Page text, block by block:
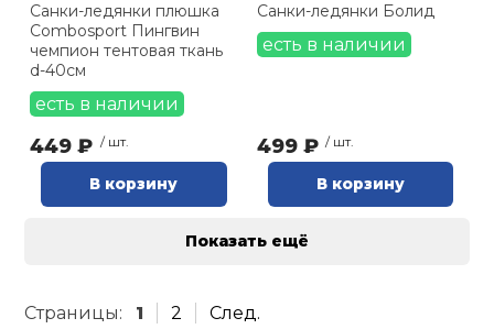
Санки-ледянки плюшка
Combosport Пингвин
чемпион тентовая ткань
d-40см
есть в наличии
449 ₽ / шт.
В корзину
Санки-ледянки Болид
есть в наличии
499 ₽ / шт.
В корзину
Показать ещё
Страницы: 1 2 След.